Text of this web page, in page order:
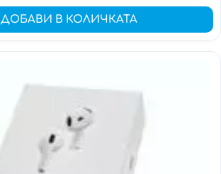
ДОБАВИ В КОЛИЧКАТА